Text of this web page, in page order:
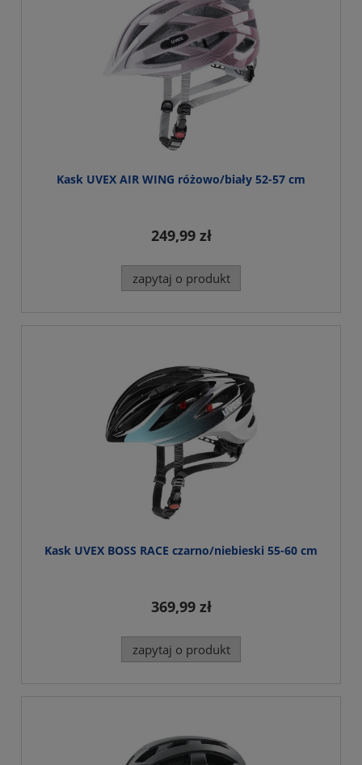
Kask UVEX AIR WING różowo/biały 52-57 cm
249,99 zł
zapytaj o produkt
Kask UVEX BOSS RACE czarno/niebieski 55-60 cm
369,99 zł
zapytaj o produkt